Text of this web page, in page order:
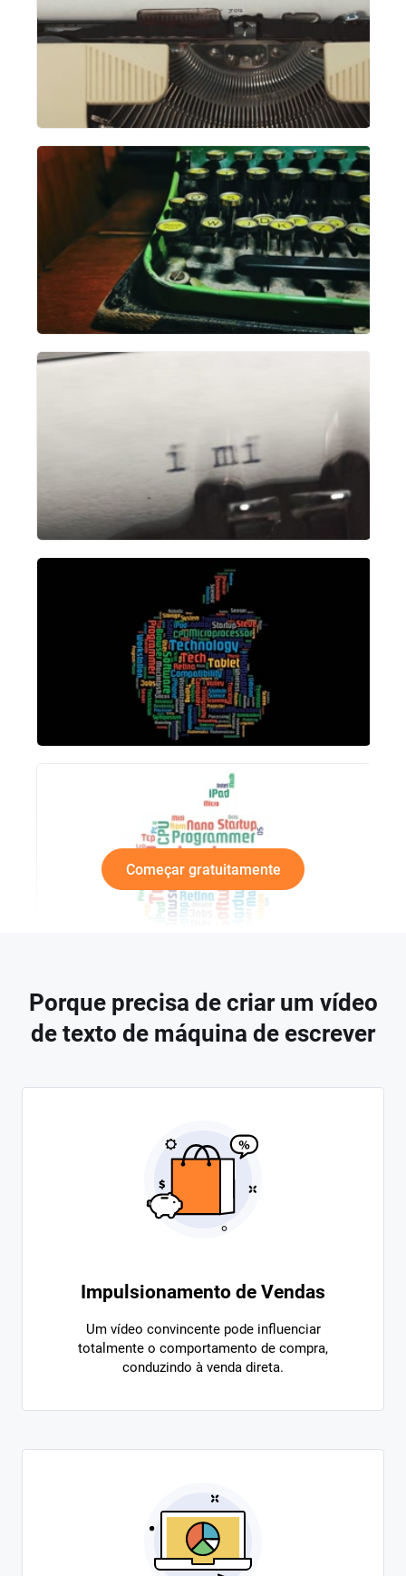
Começar gratuitamente
Porque precisa de criar um vídeo
de texto de máquina de escrever
Impulsionamento de Vendas
Um vídeo convincente pode influenciar
totalmente o comportamento de compra,
conduzindo à venda direta.